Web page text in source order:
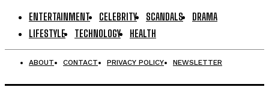
ENTERTAINMENT CELEBRITY SCANDALS
DRAMA
LIFESTYLE
TECHNOLOGY HEALTH
ABOUT CONTACT PRIVACY POLICY NEWSLETTER